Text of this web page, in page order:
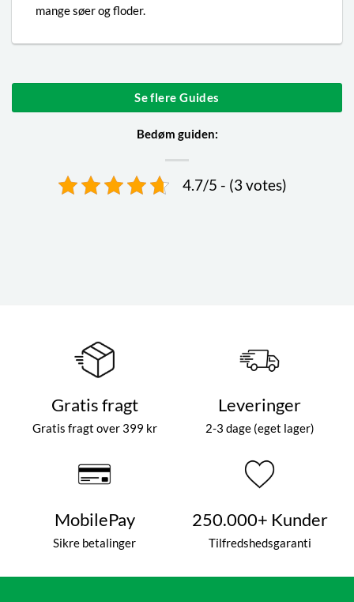
mange søer og floder.
Se flere Guides
Bedøm guiden:
4.7/5 - (3 votes)
Gratis fragt
Gratis fragt over 399 kr
Leveringer
2-3 dage (eget lager)
MobilePay
Sikre betalinger
250.000+ Kunder
Tilfredshedsgaranti